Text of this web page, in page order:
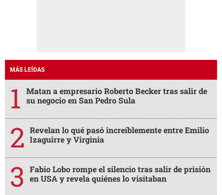
MÁS LEÍDAS
Matan a empresario Roberto Becker tras salir de
su negocio en San Pedro Sula
Revelan lo qué pasó increíblemente entre Emilio
Izaguirre y Virginia
Fabio Lobo rompe el silencio tras salir de prisión
en USA y revela quiénes lo visitaban